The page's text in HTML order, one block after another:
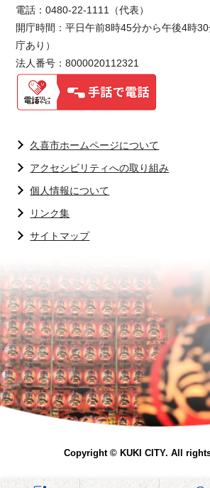
電話：0480-22-1111（代表）
開庁時間：平日午前8時45分から午後4時
庁あり）
法人番号：8000020112321
久喜市ホームページについて
アクセシビリティへの取り組み
個人情報について
リンク集
サイトマップ
Copyright © KUKI CITY. All